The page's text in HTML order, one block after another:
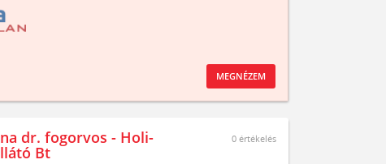
MEGNÉZEM
dr. fogorvos - Holi-
Bt
0 értékelés